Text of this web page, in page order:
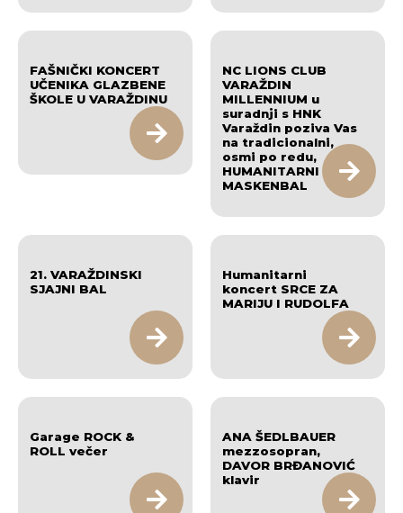
FAŠNIČKI KONCERT
UČENIKA GLAZBENE
ŠKOLE U VARAŽDINU
NC LIONS CLUB
VARAŽDIN
MILLENNIUM u
suradnji s HNK
Varaždin poziva Vas
na tradicionalni,
osmi po redu,
HUMANITARNI
MASKENBAL
21. VARAŽDINSKI
SJAJNI BAL
Humanitarni
koncert SRCE ZA
MARIJU I RUDOLFA
Garage ROCK &
ROLL večer
ANA ŠEDLBAUER
mezzosopran,
DAVOR BRĐANOVIĆ
klavir ​​